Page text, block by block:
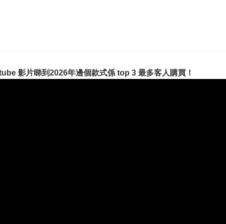
影片睇到2026年邊個款式係 top 3 最多客人購買！